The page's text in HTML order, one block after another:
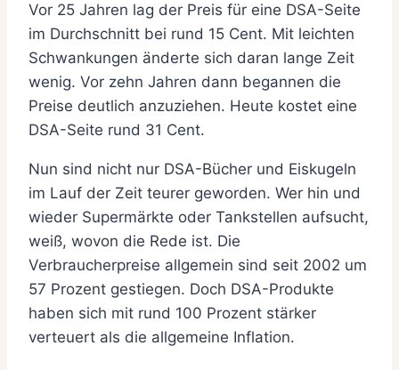
Vor 25 Jahren lag der Preis für eine DSA-Seite
im Durchschnitt bei rund 15 Cent. Mit leichten
Schwankungen änderte sich daran lange Zeit
wenig. Vor zehn Jahren dann begannen die
Preise deutlich anzuziehen. Heute kostet eine
DSA-Seite rund 31 Cent.
Nun sind nicht nur DSA-Bücher und Eiskugeln
im Lauf der Zeit teurer geworden. Wer hin und
wieder Supermärkte oder Tankstellen aufsucht,
weiß, wovon die Rede ist. Die
Verbraucherpreise allgemein sind seit 2002 um
57 Prozent gestiegen. Doch DSA-Produkte
haben sich mit rund 100 Prozent stärker
verteuert als die allgemeine Inflation.